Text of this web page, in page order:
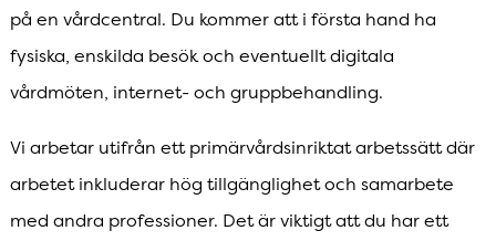
på en vårdcentral. Du kommer att i första hand ha
fysiska, enskilda besök och eventuellt digitala
vårdmöten, internet- och gruppbehandling.
Vi arbetar utifrån ett primärvårdsinriktat arbetssätt där
arbetet inkluderar hög tillgänglighet och samarbete
med andra professioner. Det är viktigt att du har ett